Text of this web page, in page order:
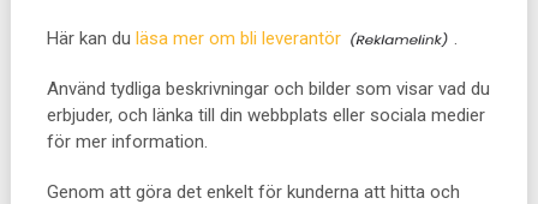
Här kan du läsa mer om bli leverantör .
Använd tydliga beskrivningar och bilder som visar vad du
erbjuder, och länka till din webbplats eller sociala medier
för mer information.
Genom att göra det enkelt för kunderna att hitta och